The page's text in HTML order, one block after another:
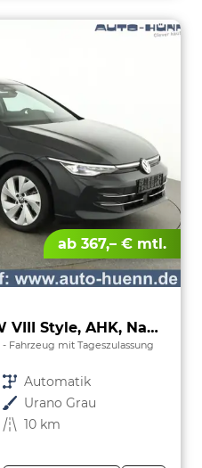
ab 367,– € mtl.
1.5 TSI eHybrid 150 kW VIII Style, AHK, Navi, Kamera, Side, LED-Plus
Fahrzeug mit Tageszulassung
Getriebe Automatik
Außenfarbe Urano Grau
Kilometerstand 10 km